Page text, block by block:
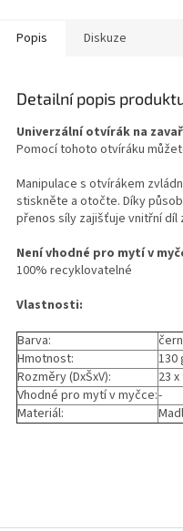
Popis Diskuze
Detailní popis
Univerzální otvírák na
Pomocí tohoto otvíráku
Manipulace s otvírákem
stiskněte a otočte. Díky
přenos síly zajišťuje vnitřní díl
Není vhodné pro mytí v
100% recyklovatelné
Vlastnosti:
Barva:
Hmotnost:
130
Rozměry (DxŠxV):
23
Vhodné pro mytí v myčce:-
Materiál: